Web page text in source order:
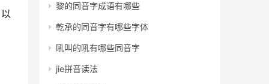
黎的同音字成语有哪些
乾承的同音字有哪些字体
吼叫的吼有哪些同音字
jie拼音读法